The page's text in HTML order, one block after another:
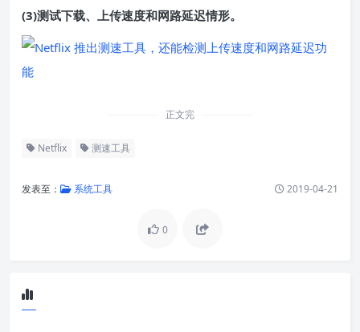
(3)测试下载、上传速度和网路延迟情形。
正文完
Netflix 测速工具
发表至： 系统工具 2019-04-21
0